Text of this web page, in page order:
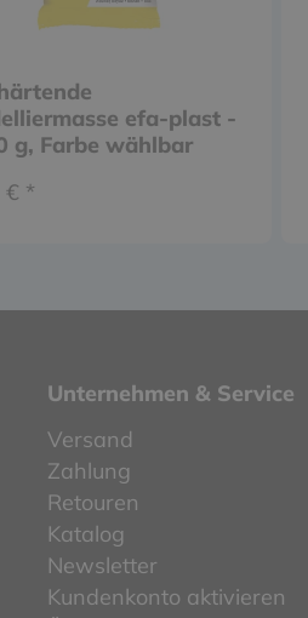
efa-plast -
g, Farbe wählbar
€ *
Unternehmen & Service
Versand
Zahlung
Retouren
Katalog
Newsletter
Kundenkonto aktivieren